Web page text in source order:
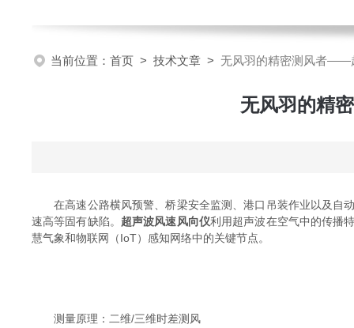
当前位置： 首页 > 技术文章 > 无风羽的精密测风者——
无风羽的精
在高速公路横风预警、桥梁安全监测、港口吊装作业以及自动
速高等固有缺陷。 超声波风速风向仪利用超声波在空气中的传播
慧气象和物联网（IoT）感知网络中的关键节点。
测量原理：二维/三维时差测风